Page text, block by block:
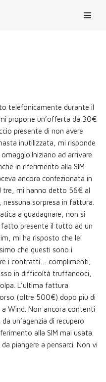
telefonicamente durante il
propone un’offerta da 30€
presente di non avere
inutilizzata, mi risponde
ad arrivare
in riferimento alla SIM
ancora confezionata in
tre, mi hanno detto 56€ al
sorpresa in fattura.
a guadagnare, non si
presente il tutto ad un
mi ha risposto che lei
che questi sono i
i contratti… complimenti,
in difficoltà truffandoci,
L’ultima fattura
(oltre 500€) dopo più di
Wind. Non ancora contenti
un’agenzia di recupero
alla SIM mai usata.
piangere a pensarci. Non vi